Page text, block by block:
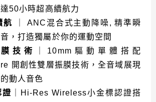
50小時超高續航力
航
｜ ANC混合式主動降噪, 精準瞬
，打造獨屬於你的運動空間
技術
｜10mm驅動單體搭配
開創性雙層振膜技術，全音域展現
動人音色
證 ｜Hi-Res Wireless小金標認證搭